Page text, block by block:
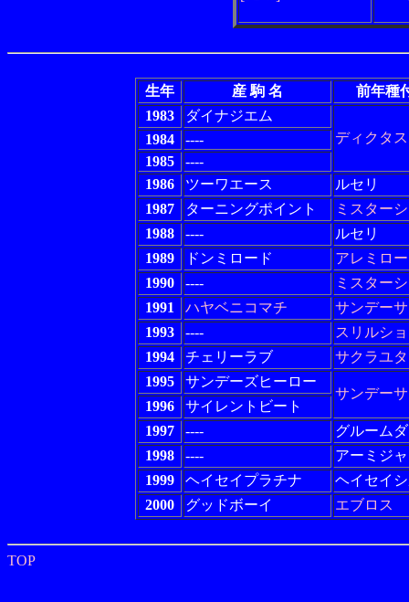
生年 産 駒 名
前年種
1983
ダイナジエム
ディクタス
1984
----
1985
----
1986
ツーワエース
ルセリ
1987
ターニングポイント
ミスター
1988
----
ルセリ
1989
ドンミロード
アレミロ
1990
----
ミスター
1991
ハヤベニコマチ
サンデー
1993
----
スリルシ
1994
チェリーラブ
サクラユ
1995
サンデーズヒーロー
サンデー
1996
サイレントビート
1997
----
グルーム
1998
----
アーミジ
1999
ヘイセイプラチナ
ヘイセイ
2000
グッドボーイ エブロス
TOP